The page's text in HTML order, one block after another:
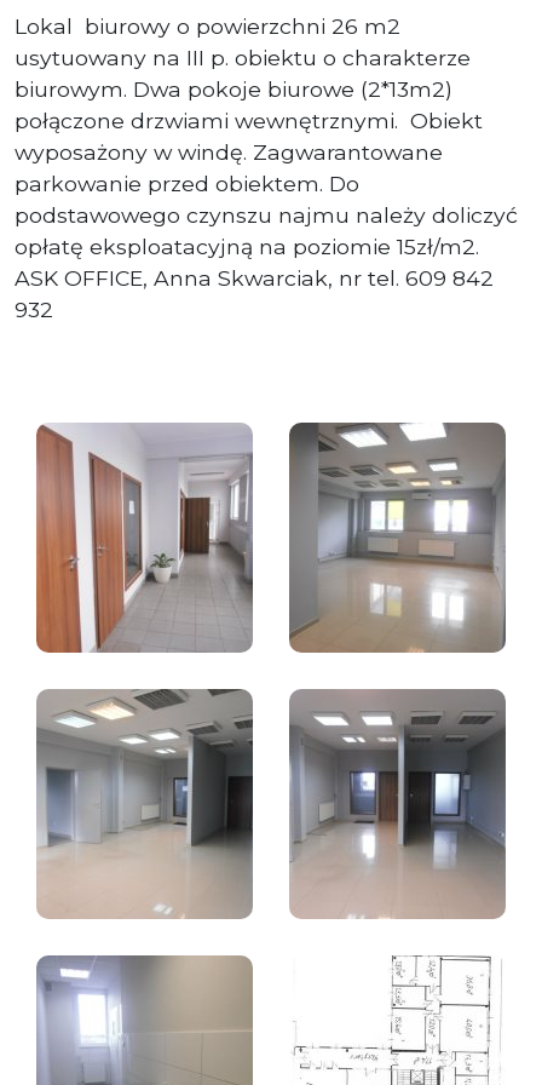
Lokal biurowy o powierzchni 26 m2
usytuowany na III p. obiektu o charakterze
biurowym. Dwa pokoje biurowe (2*13m2)
połączone drzwiami wewnętrznymi. Obiekt
wyposażony w windę. Zagwarantowane
parkowanie przed obiektem. Do
podstawowego czynszu najmu należy doliczyć
opłatę eksploatacyjną na poziomie 15zł/m2.
ASK OFFICE, Anna Skwarciak, nr tel. 609 842
932